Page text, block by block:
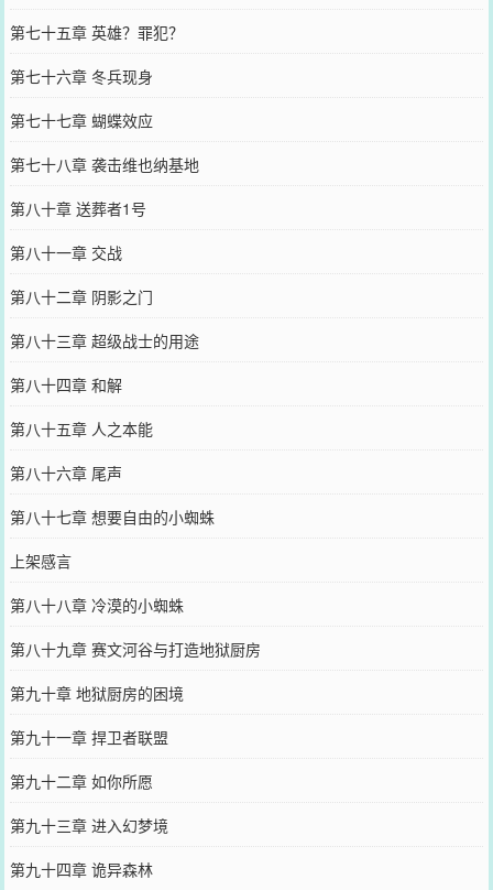
第七十五章 英雄？罪犯？
第七十六章 冬兵现身
第七十七章 蝴蝶效应
第七十八章 袭击维也纳基地
第八十章 送葬者1号
第八十一章 交战
第八十二章 阴影之门
第八十三章 超级战士的用途
第八十四章 和解
第八十五章 人之本能
第八十六章 尾声
第八十七章 想要自由的小蜘蛛
上架感言
第八十八章 冷漠的小蜘蛛
第八十九章 赛文河谷与打造地狱厨房
第九十章 地狱厨房的困境
第九十一章 捍卫者联盟
第九十二章 如你所愿
第九十三章 进入幻梦境
第九十四章 诡异森林